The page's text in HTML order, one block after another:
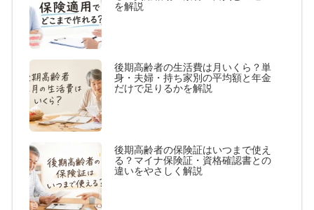
を解説
後期高齢者の生活費は月いくら？単
身・夫婦・持ち家別の平均額と年金
だけで足りるかを解説
後期高齢者の保険証はいつまで使え
る？マイナ保険証・資格確認書との
違いをやさしく解説